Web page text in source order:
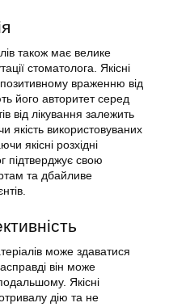
також має велике
стоматолога. Якісні
враженню від
його авторитет серед
від лікування залежить
якість використовуваних
якісні розхідні
підтверджує свою
та дбайливе
може здаватися
він може
Якісні
дію та не